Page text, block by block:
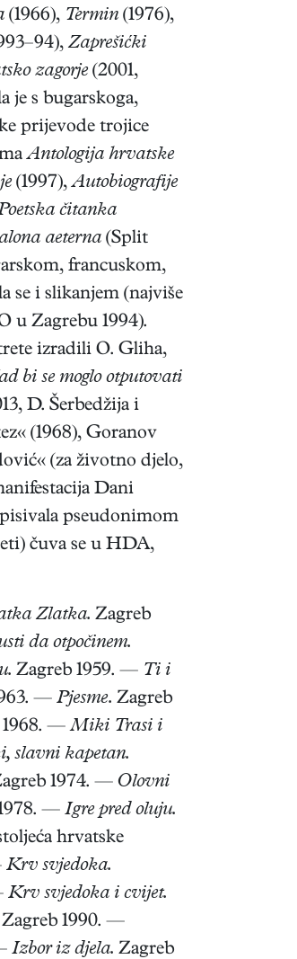
(1966), Termin (1976),
Zaprešićki
zagorje (2001,
je s bugarskoga,
prijevode trojice
Antologija hrvatske
(1997),Autobiografije
čitanka
aeterna (Split
francuskom,
se i slikanjem (najviše
u Zagrebu 1994).
izradili O. Gliha,
bi se moglo otputovati
D. Šerbedžija i
(1968), Goranov
(za životno djelo,
Dani
pseudonimom
čuva se u HDA,
Zlatka. Zagreb
da otpočinem.
Zagreb 1959. — Ti i
— Pjesme. Zagreb
1968. —Miki Trasi i
slavni kapetan.
1974. — Olovni
— Igre pred oluju.
hrvatske
Krv svjedoka.
Krv svjedoka i cvijet.
Zagreb 1990. —
Izbor iz djela. Zagreb